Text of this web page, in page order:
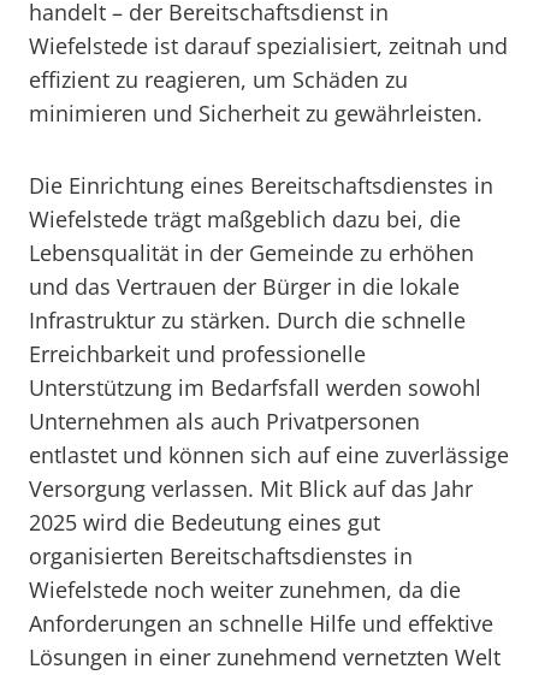
handelt – der Bereitschaftsdienst in
Wiefelstede ist darauf spezialisiert, zeitnah und
effizient zu reagieren, um Schäden zu
minimieren und Sicherheit zu gewährleisten.
Die Einrichtung eines Bereitschaftsdienstes in
Wiefelstede trägt maßgeblich dazu bei, die
Lebensqualität in der Gemeinde zu erhöhen
und das Vertrauen der Bürger in die lokale
Infrastruktur zu stärken. Durch die schnelle
Erreichbarkeit und professionelle
Unterstützung im Bedarfsfall werden sowohl
Unternehmen als auch Privatpersonen
entlastet und können sich auf eine zuverlässige
Versorgung verlassen. Mit Blick auf das Jahr
2025 wird die Bedeutung eines gut
organisierten Bereitschaftsdienstes in
Wiefelstede noch weiter zunehmen, da die
Anforderungen an schnelle Hilfe und effektive
Lösungen in einer zunehmend vernetzten Welt